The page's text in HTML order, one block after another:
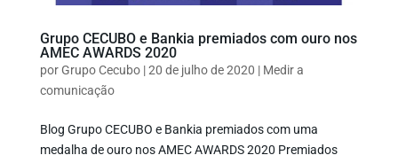
Grupo CECUBO e Bankia premiados com ouro nos
AMEC AWARDS 2020
porGrupo Cecubo|20 de julho de 2020 | Medir a
comunicação
Blog Grupo CECUBO e Bankia premiados com uma
medalha de ouro nos AMEC AWARDS 2020 Premiados